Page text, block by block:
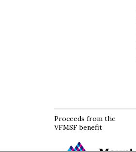
Proceeds from the
VFMSF benefit